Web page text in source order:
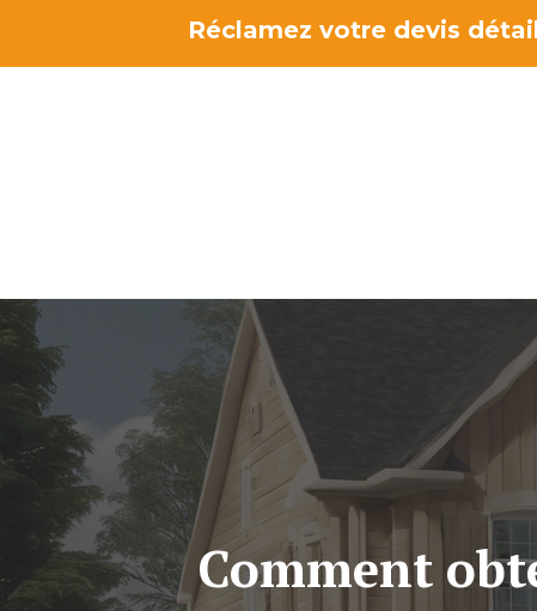
contenu
Réclamez votre devis
Comment